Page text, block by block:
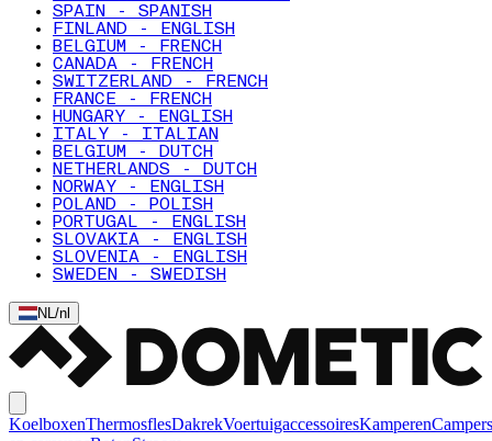
SPAIN - SPANISH
FINLAND - ENGLISH
BELGIUM - FRENCH
CANADA - FRENCH
SWITZERLAND - FRENCH
FRANCE - FRENCH
HUNGARY - ENGLISH
ITALY - ITALIAN
BELGIUM - DUTCH
NETHERLANDS - DUTCH
NORWAY - ENGLISH
POLAND - POLISH
PORTUGAL - ENGLISH
SLOVAKIA - ENGLISH
SLOVENIA - ENGLISH
SWEDEN - SWEDISH
NL/nl
KoelboxenThermosflesDakrekVoertuigaccessoiresKamperenCampers